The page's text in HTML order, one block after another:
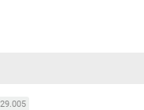
29.005